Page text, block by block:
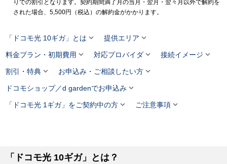
りでの割引となります。契約期間満了月の当月・翌月・翌々月以外で解約を
された場合、5,500円（税込）の解約金がかかります。
「ドコモ光 10ギガ」とは  提供エリア 
料金プラン・初期費用  対応プロバイダ 接続イメージ 
割引・特典 お申込み・ご相談したい方
ドコモショップ／d gardenでお申込み
「ドコモ光 1ギガ」をご契約中の方 ご注意事項
「ドコモ光 10ギガ」とは？